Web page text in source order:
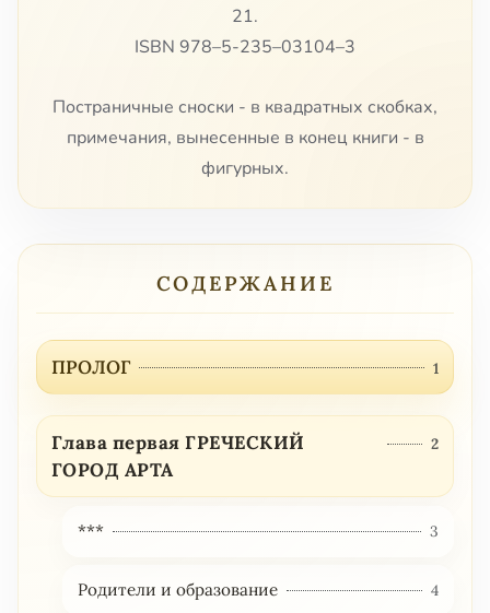
21.
ISBN 978–5-235–03104–3
Постраничные сноски - в квадратных скобках,
примечания, вынесенные в конец книги - в
фигурных.
СОДЕРЖАНИЕ
ПРОЛОГ 1
Глава первая ГРЕЧЕСКИЙ
ГОРОД АРТА
2
*** 3
Родители и образование 4